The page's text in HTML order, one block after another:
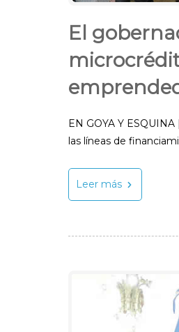
El
EN GOYA Y
las líneas de
Leer más